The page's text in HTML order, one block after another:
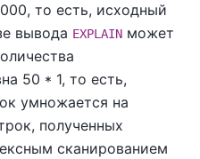
то есть, исходный
вывода EXPLAIN может
50 * 1, то есть,
умножается на
полученных
сканированием